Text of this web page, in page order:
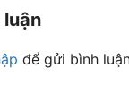
để gửi bình